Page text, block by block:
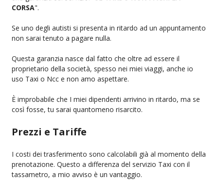
CORSA".
Se uno degli autisti si presenta in ritardo ad un appuntamento
non sarai tenuto a pagare nulla.
Questa garanzia nasce dal fatto che oltre ad essere il
proprietario della società, spesso nei miei viaggi, anche io
uso Taxi o Ncc e non amo aspettare.
È improbabile che I miei dipendenti arrivino in ritardo, ma se
così fosse, tu sarai quantomeno risarcito.
Prezzi e Tariffe
I costi dei trasferimento sono calcolabili già al momento della
prenotazione. Questo a differenza del servizio Taxi con il
tassametro, a mio avviso è un vantaggio.